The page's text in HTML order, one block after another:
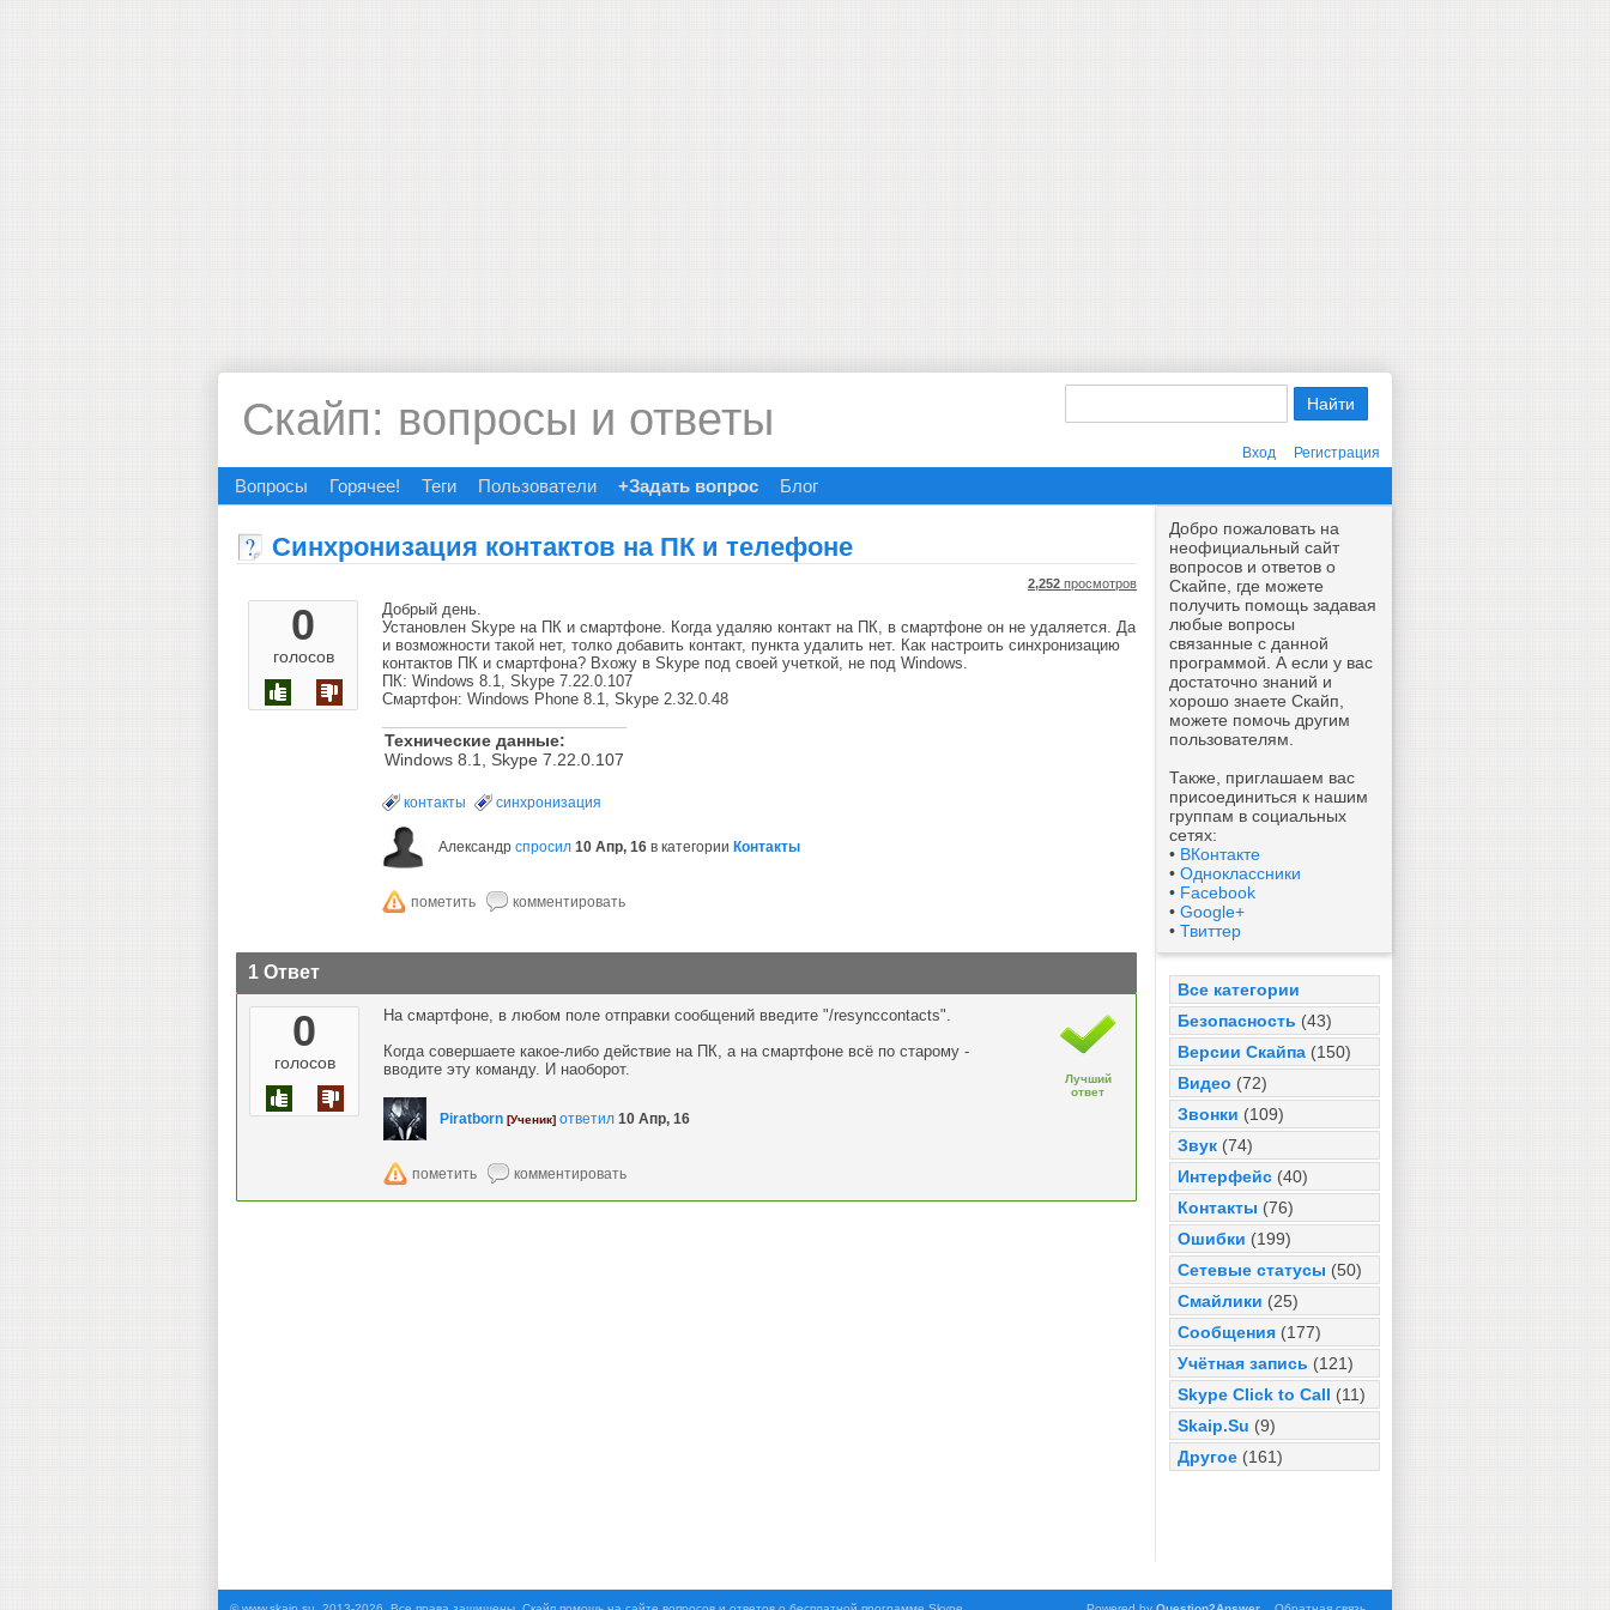
Скайп: вопросы и ответы
Вход Регистрация
Вопросы Горячее! Теги Пользователи +Задать вопрос Блог
Добро пожаловать на
неофициальный сайт
вопросов и ответов о
Скайпе, где можете
получить помощь задавая
любые вопросы
связанные с данной
программой. А если у вас
достаточно знаний и
хорошо знаете Скайп,
можете помочь другим
пользователям.
Также, приглашаем вас
присоединиться к нашим
группам в социальных
сетях:
• ВКонтакте
• Одноклассники
• Facebook
• Google+
• Твиттер
Все категории
Безопасность (43)
Версии Скайпа (150)
Видео (72)
Звонки (109)
Звук (74)
Интерфейс (40)
Контакты (76)
Ошибки (199)
Сетевые статусы (50)
Смайлики (25)
Сообщения (177)
Учётная запись (121)
Skype Click to Call (11)
Skaip.Su (9)
Другое (161)
Синхронизация контактов на ПК и телефоне
0
голосов
2,252 просмотров
Добрый день.
Установлен Skype на ПК и смартфоне. Когда удаляю контакт на ПК, в смартфоне он не удаляется. Да
и возможности такой нет, толко добавить контакт, пункта удалить нет. Как настроить синхронизацию
контактов ПК и смартфона? Вхожу в Skype под своей учеткой, не под Windows.
ПК: Windows 8.1, Skype 7.22.0.107
Смартфон: Windows Phone 8.1, Skype 2.32.0.48
Технические данные:
Windows 8.1, Skype 7.22.0.107
контакты синхронизация
Александр спросил 10 Апр, 16 в категории Контакты
1 Ответ
0
голосов
Лучший
ответ
На смартфоне, в любом поле отправки сообщений введите "/resynccontacts".
Когда совершаете какое-либо действие на ПК, а на смартфоне всё по старому -
вводите эту команду. И наоборот.
Piratborn [Ученик] ответил 10 Апр, 16